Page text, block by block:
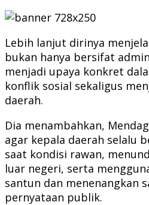
Lebih lanjut dirinya
bukan hanya bersifat
menjadi upaya konkret
konflik sosial sekaligus
daerah.
Dia menambahkan,
agar kepala daerah selalu
saat kondisi rawan,
luar negeri, serta
santun dan menenangkan
pernyataan publik.